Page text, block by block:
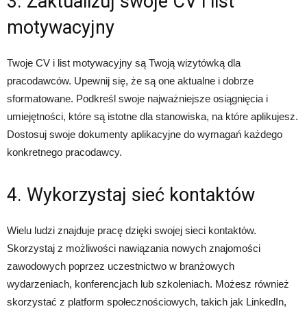
motywacyjny
Twoje CV i list motywacyjny są Twoją wizytówką dla
pracodawców. Upewnij się, że są one aktualne i dobrze
sformatowane. Podkreśl swoje najważniejsze osiągnięcia i
umiejętności, które są istotne dla stanowiska, na które aplikujesz.
Dostosuj swoje dokumenty aplikacyjne do wymagań każdego
konkretnego pracodawcy.
4. Wykorzystaj sieć kontaktów
Wielu ludzi znajduje pracę dzięki swojej sieci kontaktów.
Skorzystaj z możliwości nawiązania nowych znajomości
zawodowych poprzez uczestnictwo w branżowych
wydarzeniach, konferencjach lub szkoleniach. Możesz również
skorzystać z platform społecznościowych, takich jak LinkedIn,